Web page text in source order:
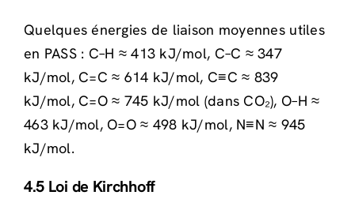
Quelques énergies de liaison moyennes utiles
en PASS : C–H ≈ 413 kJ/mol, C–C ≈ 347
kJ/mol, C=C ≈ 614 kJ/mol, C≡C ≈ 839
kJ/mol, C=O ≈ 745 kJ/mol (dans CO₂), O–H ≈
463 kJ/mol, O=O ≈ 498 kJ/mol, N≡N ≈ 945
kJ/mol.
4.5 Loi de Kirchhoff